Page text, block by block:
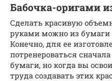
Бабочка-оригами
Сделать красивую
руками можно из бумаги
Конечно, для ее
потренероваться
бумаги, но когда вы
труда создавать этих